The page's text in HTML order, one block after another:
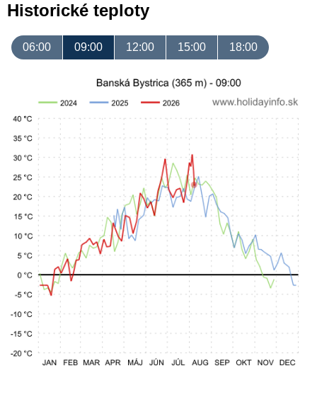
Historické teploty
06:00 09:00 12:00 15:00 18:00